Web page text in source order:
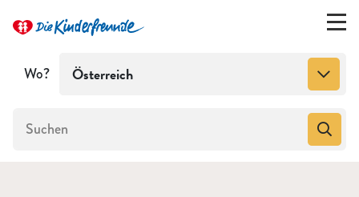
Wo? Österreich